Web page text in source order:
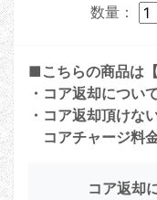
数量：
■こちらの商品は
・コア返却につい
・コア返却頂けな
コアチャージ料
コア返却